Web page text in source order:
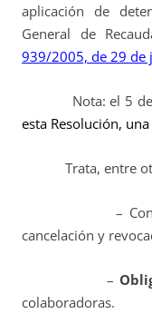
aplicación de
General de
939/2005, de 29 de
Nota: el 5 de
esta Resolución,
Trata, entre
– Concesión,
cancelación y
–
colaboradoras.